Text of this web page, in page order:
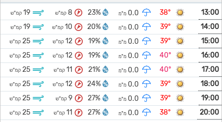
13:00
38° מ"מ 23%
8 קמ"ש 19 קמ"ש
14:00
39° מ"מ 20%
10 קמ"ש 19 קמ"ש
15:00
39° מ"מ 19%
12 קמ"ש 25 קמ"ש
16:00
40° מ"מ 19%
12 קמ"ש 25 קמ"ש
17:00
40° מ"מ 21%
11 קמ"ש 25 קמ"ש
18:00
39° מ"מ 24%
12 קמ"ש 25 קמ"ש
19:00
39° מ"מ 27%
9 קמ"ש 25 קמ"ש
20:00
38° מ"מ 27%
11 קמ"ש 25 קמ"ש